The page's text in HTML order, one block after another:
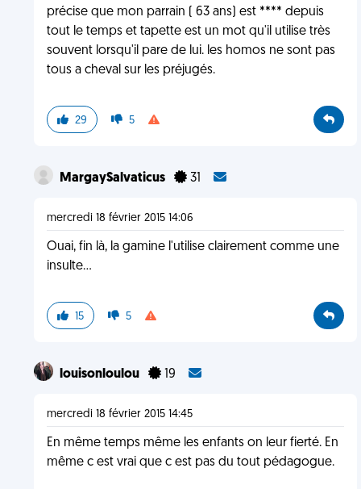
précise que mon parrain ( 63 ans) est **** depuis
tout le temps et tapette est un mot qu'il utilise très
souvent lorsqu'il pare de lui. les homos ne sont pas
tous a cheval sur les préjugés.
29 5
MargaySalvaticus 31
mercredi 18 février 2015 14:06
Ouai, fin là, la gamine l'utilise clairement comme une
insulte...
15 5
louisonloulou 19
mercredi 18 février 2015 14:45
En même temps même les enfants on leur fierté. En
même c est vrai que c est pas du tout pédagogue.